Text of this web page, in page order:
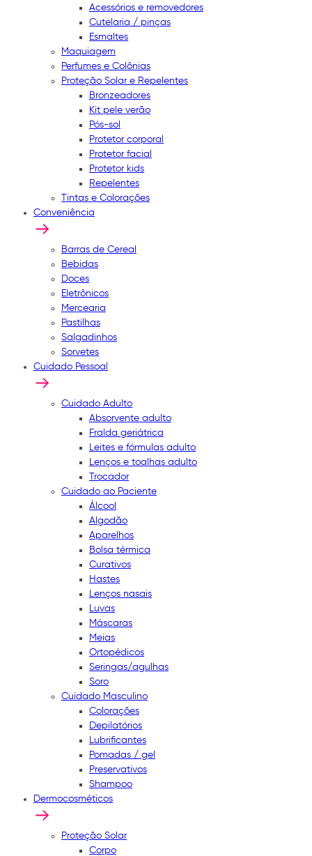
Acessórios e removedores
Cutelaria / pinças
Esmaltes
Maquiagem
Perfumes e Colônias
Proteção Solar e Repelentes
Bronzeadores
Kit pele verão
Pós-sol
Protetor corporal
Protetor facial
Protetor kids
Repelentes
Tintas e Colorações
Conveniência
Barras de Cereal
Bebidas
Doces
Eletrônicos
Mercearia
Pastilhas
Salgadinhos
Sorvetes
Cuidado Pessoal
Cuidado Adulto
Absorvente adulto
Fralda geriátrica
Leites e fórmulas adulto
Lenços e toalhas adulto
Trocador
Cuidado ao Paciente
Álcool
Algodão
Aparelhos
Bolsa térmica
Curativos
Hastes
Lenços nasais
Luvas
Máscaras
Meias
Ortopédicos
Seringas/agulhas
Soro
Cuidado Masculino
Colorações
Depilatórios
Lubrificantes
Pomadas / gel
Preservativos
Shampoo
Dermocosméticos
Proteção Solar
Corpo